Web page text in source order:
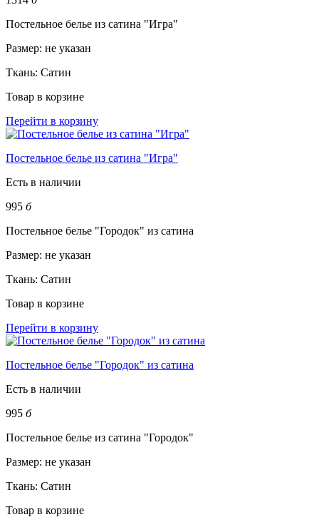
Постельное белье из сатина "Игра"
Размер: не указан
Ткань: Сатин
Товар в корзине
Перейти в корзину
Постельное белье из сатина "Игра"
Есть в наличии
995 б
Постельное белье "Городок" из сатина
Размер: не указан
Ткань: Сатин
Товар в корзине
Перейти в корзину
Постельное белье "Городок" из сатина
Есть в наличии
995 б
Постельное белье из сатина "Городок"
Размер: не указан
Ткань: Сатин
Товар в корзине